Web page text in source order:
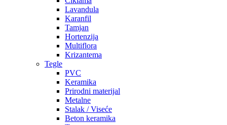
Lavandula
Karanfil
Tamjan
Hortenzija
Multiflora
Krizantema
Tegle
PVC
Keramika
Prirodni materijal
Metalne
Stalak / Viseće
Beton keramika